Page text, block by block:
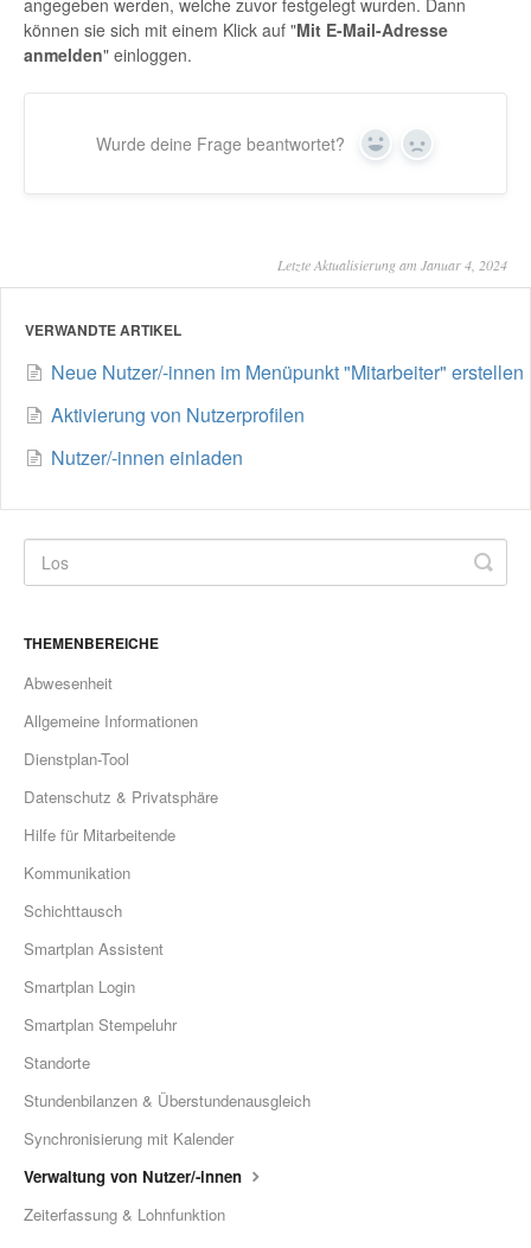
können sie sich mit einem Klick auf "Mit E-Mail-Adresse
anmelden" einloggen.
Wurde deine Frage beantwortet? Yes No
Letzte Aktualisierung am Januar 4, 2024
VERWANDTE ARTIKEL
Neue Nutzer/-innen im Menüpunkt "Mitarbeiter" erstellen
Aktivierung von Nutzerprofilen
Nutzer/-innen einladen
THEMENBEREICHE
Abwesenheit
Allgemeine Informationen
Dienstplan-Tool
Datenschutz & Privatsphäre
Hilfe für Mitarbeitende
Kommunikation
Schichttausch
Smartplan Assistent
Smartplan Login
Smartplan Stempeluhr
Standorte
Stundenbilanzen & Überstundenausgleich
Synchronisierung mit Kalender
Verwaltung von Nutzer/-innen
Zeiterfassung & Lohnfunktion